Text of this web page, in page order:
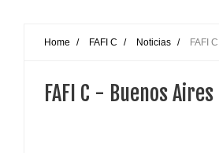
Home / FAFI C / Noticias / FAFI
FAFI C - Buenos